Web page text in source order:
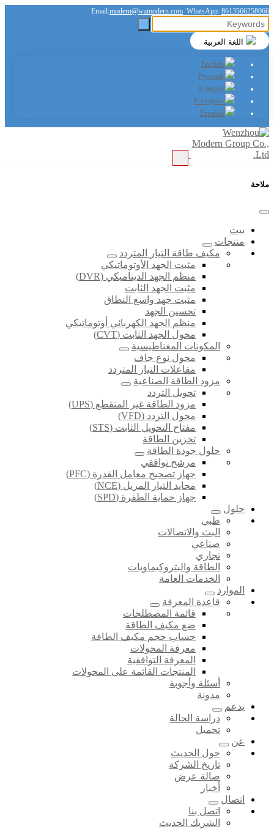
Email:modern@wzmodern.com WhatsApp: 8613566258066
ملاحة
بيت
منتجات
مكيف طاقة التيار المتردد
مثبت الجهد الأوتوماتيكي
منظم الجهد الديناميكي (DVR)
مثبت الجهد الثابت
مثبت جهد واسع النطاق
تحسين الجهد
منظم الجهد الكهربائي أوتوماتيكي
محول الجهد الثابت (CVT)
المكونات المغناطيسية
محول نوع جاف
مفاعلات التيار المتردد
مزود الطاقة الصناعية
تحويل التردد
مزود الطاقة غير المنقطع (UPS)
محول التردد (VFD)
مفتاح التحويل الثابت (STS)
تخزين الطاقة
حلول جودة الطاقة
مرشح توافقي
جهاز تصحيح معامل القدرة (PFC)
محايد التيار المزيل (NCE)
جهاز حماية الطفرة (SPD)
حلول
طبي
البث والاتصالات
صناعي
تجاري
الطاقة والبتروكيماويات
الخدمات العامة
الموارد
قاعدة المعرفة
قائمة المصطلحات
ضع مكيف الطاقة
حساب حجم مكيف الطاقة
معرفة المحولات
المعرفة التوافقية
المنتجات القائمة على المحولات
أسئلة وأجوبة
مدونة
يدعم
دراسة الحالة
تحميل
عن
حول الحديث
تاريخ الشركة
صالة عرض
أخبار
اتصال
اتصل بنا
الشريك الحديث